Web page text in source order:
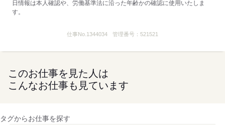
日情報は本人確認や、労働基準法に沿った年齢かの確認に使用いたしま
す。
仕事No. 1344034 管理番号： 521521
このお仕事を見た人は
こんなお仕事も見ています
タグからお仕事を探す